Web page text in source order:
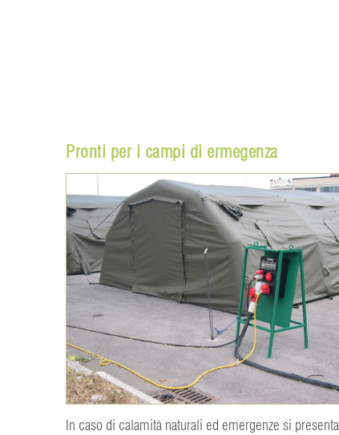
Pronti per i campi di ermegenza
In caso di calamità naturali ed emergenze si